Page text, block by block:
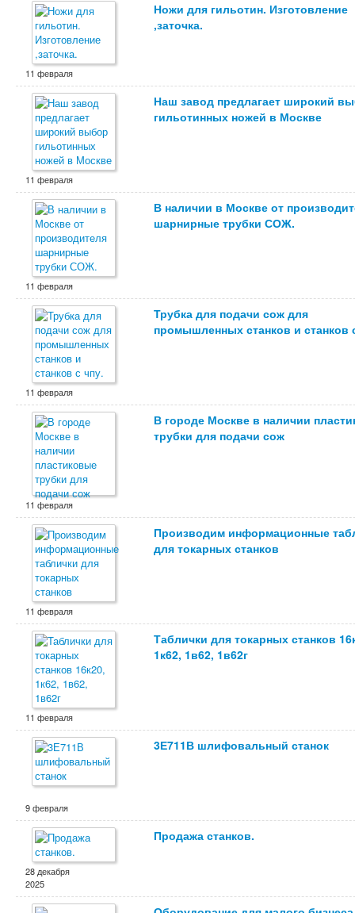
Ножи для гильотин. Изготовление
,заточка.
11 февраля
Наш завод предлагает широкий
гильотинных ножей в Москве
11 февраля
В наличии в Москве от
шарнирные трубки СОЖ.
11 февраля
Трубка для подачи сож для
промышленных станков и станков
11 февраля
В городе Москве в наличии
трубки для подачи сож
11 февраля
Производим информационные
для токарных станков
11 февраля
Таблички для токарных станков
1к62, 1в62, 1в62г
11 февраля
3Е711В шлифовальный станок
9 февраля
Продажа станков.
28 декабря
2025